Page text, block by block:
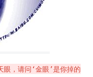
眼，请问‘金眼’是你掉的